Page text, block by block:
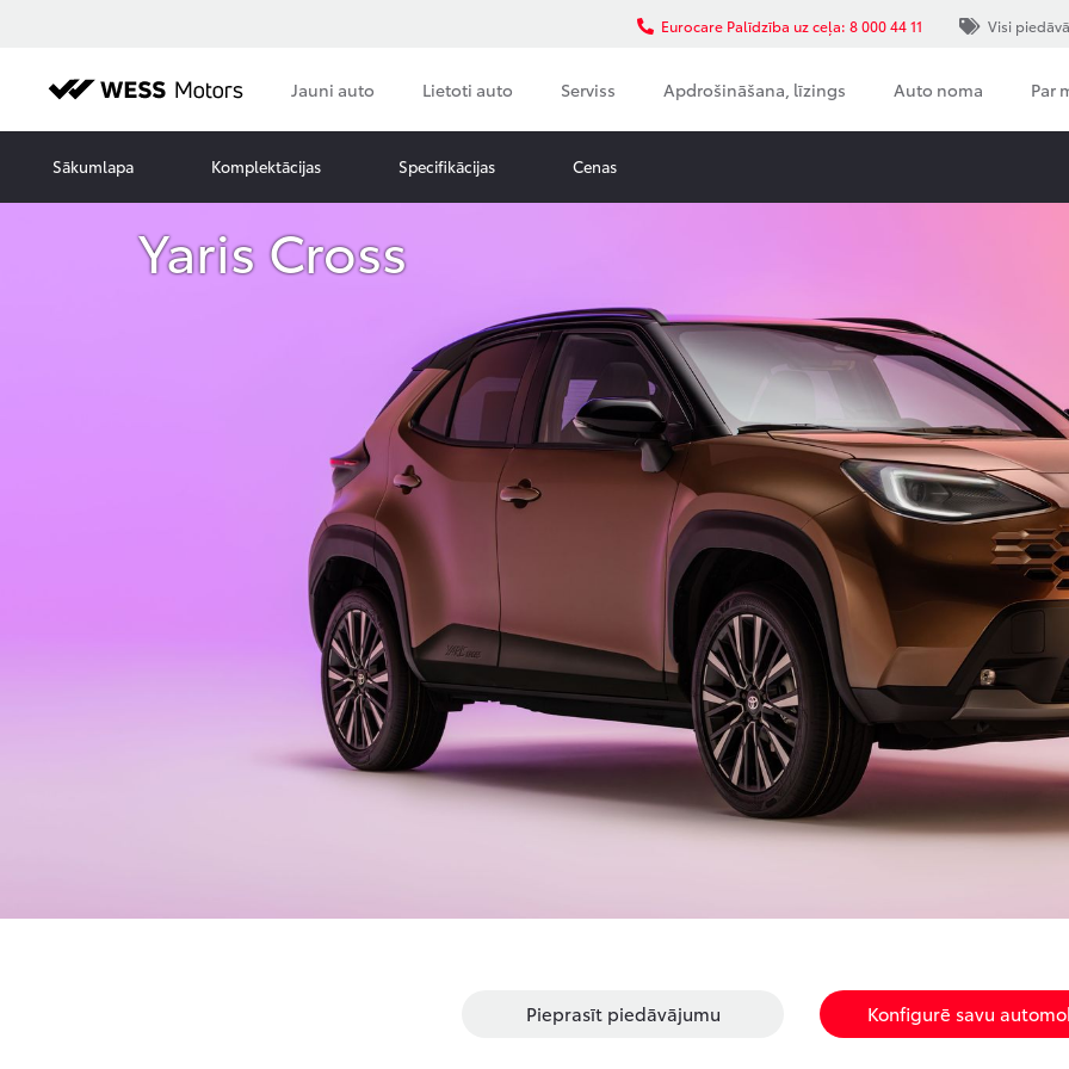
Jauni auto Lietoti auto Serviss Apdrošināšana, līzings Auto noma Par
Eurocare Palīdzība uz ceļa: 8 000 44 11 Visi
Sākumlapa Komplektācijas Specifikācijas Cenas
Yaris Cross
Pieprasīt piedāvājumu Konfigurē savu